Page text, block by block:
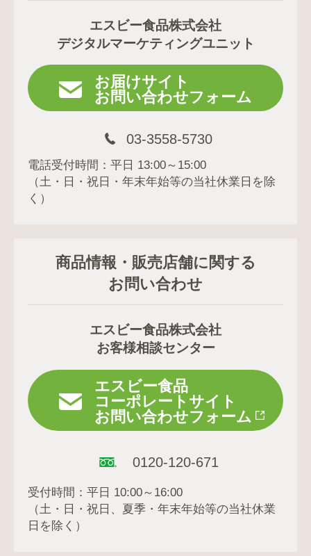
エスビー食品株式会社
デジタルマーケティングユニット
お届けサイト
お問い合わせフォーム
03-3558-5730
電話受付時間：平日 13:00～15:00
（土・日・祝日・年末年始等の当社休業日を除
く）
商品情報・販売店舗に関する
お問い合わせ
エスビー食品株式会社
お客様相談センター
エスビー食品
コーポレートサイト
お問い合わせフォーム
0120-120-671
受付時間：平日 10:00～16:00
（土・日・祝日、夏季・年末年始等の当社休業
日を除く）